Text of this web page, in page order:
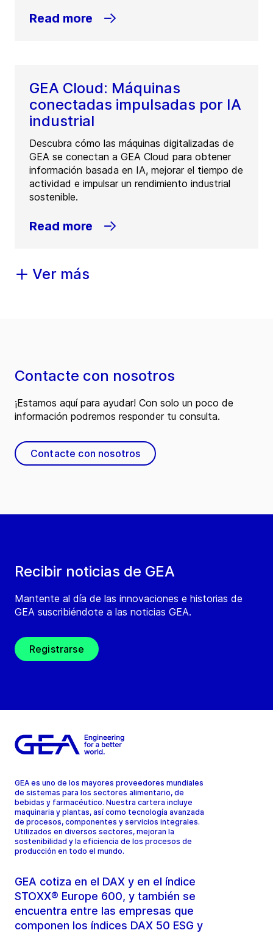
Read more
GEA Cloud: Máquinas
conectadas impulsadas por IA
industrial
Descubra cómo las máquinas digitalizadas de
GEA se conectan a GEA Cloud para obtener
información basada en IA, mejorar el tiempo de
actividad e impulsar un rendimiento industrial
sostenible.
Read more
Ver más
Recibir noticias de GEA
Mantente al día de las innovaciones e historias de
GEA suscribiéndote a las noticias GEA.
Registrarse
Contacte con nosotros
¡Estamos aquí para ayudar! Con solo un poco de
información podremos responder tu consulta.
Contacte con nosotros
GEA es uno de los mayores proveedores mundiales
de sistemas para los sectores alimentario, de
bebidas y farmacéutico. Nuestra cartera incluye
maquinaria y plantas, así como tecnología avanzada
de procesos, componentes y servicios integrales.
Utilizados en diversos sectores, mejoran la
sostenibilidad y la eficiencia de los procesos de
producción en todo el mundo.
GEA cotiza en el DAX y en el índice
STOXX® Europe 600, y también se
encuentra entre las empresas que
componen los índices DAX 50 ESG y